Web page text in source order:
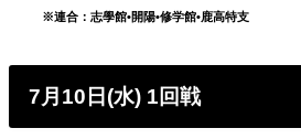
※連合：志學館•開陽•修学館•鹿高特支
7月10日(水) 1回戦